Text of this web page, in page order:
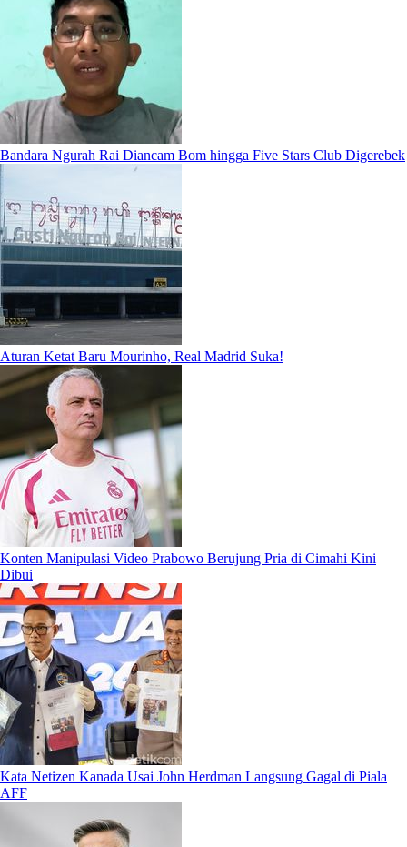
Bandara Ngurah Rai Diancam Bom hingga Five Stars Club Digerebek
Aturan Ketat Baru Mourinho, Real Madrid Suka!
Konten Manipulasi Video Prabowo Berujung Pria di Cimahi Kini
Dibui
Kata Netizen Kanada Usai John Herdman Langsung Gagal di Piala
AFF